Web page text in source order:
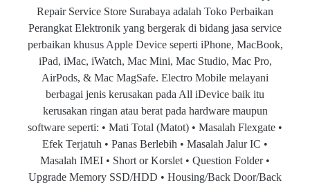
Repair Service Store Surabaya adalah Toko Perbaikan
Perangkat Elektronik yang bergerak di bidang jasa service
perbaikan khusus Apple Device seperti iPhone, MacBook,
iPad, iMac, iWatch, Mac Mini, Mac Studio, Mac Pro,
AirPods, & Mac MagSafe. Electro Mobile melayani
berbagai jenis kerusakan pada All iDevice baik itu
kerusakan ringan atau berat pada hardware maupun
software seperti: • Mati Total (Matot) • Masalah Flexgate •
Efek Terjatuh • Panas Berlebih • Masalah Jalur IC •
Masalah IMEI • Short or Korslet • Question Folder •
Upgrade Memory SSD/HDD • Housing/Back Door/Back